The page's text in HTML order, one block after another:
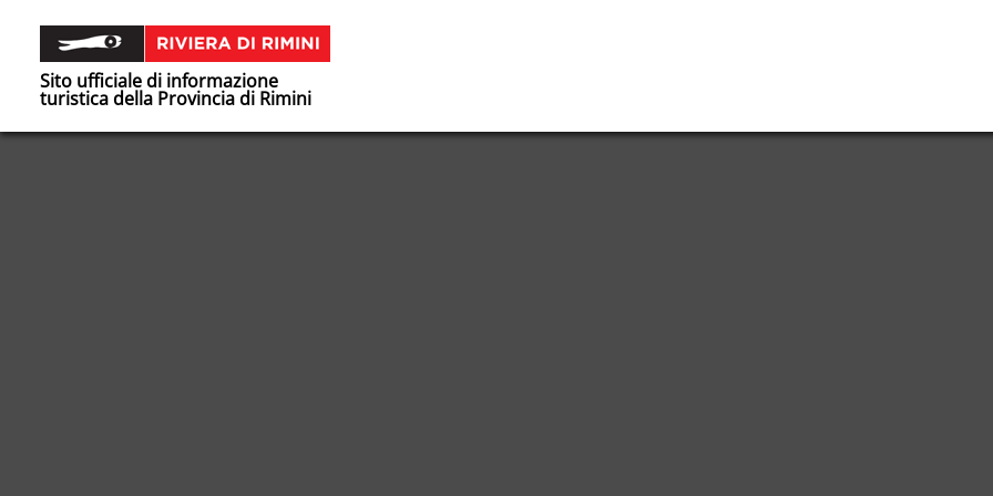
Sito ufficiale di informazione
turistica della Provincia di Rimini